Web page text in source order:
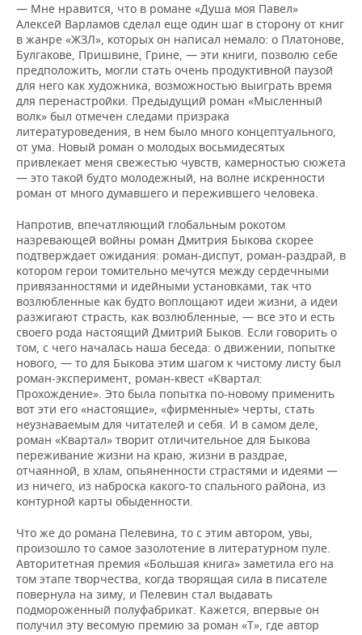
— Мне нравится, что в романе «Душа моя Павел»
Алексей Варламов сделал еще один шаг в сторону от книг
в жанре «ЖЗЛ», которых он написал немало: о Платонове,
Булгакове, Пришвине, Грине, — эти книги, позволю себе
предположить, могли стать очень продуктивной паузой
для него как художника, возможностью выиграть время
для перенастройки. Предыдущий роман «Мысленный
волк» был отмечен следами призрака
литературоведения, в нем было много концептуального,
от ума. Новый роман о молодых восьмидесятых
привлекает меня свежестью чувств, камерностью сюжета
— это такой будто молодежный, на волне искренности
роман от много думавшего и пережившего человека.
Напротив, впечатляющий глобальным рокотом
назревающей войны роман Дмитрия Быкова скорее
подтверждает ожидания: роман-диспут, роман-раздрай, в
котором герои томительно мечутся между сердечными
привязанностями и идейными установками, так что
возлюбленные как будто воплощают идеи жизни, а идеи
разжигают страсть, как возлюбленные, — все это и есть
своего рода настоящий Дмитрий Быков. Если говорить о
том, с чего началась наша беседа: о движении, попытке
нового, — то для Быкова этим шагом к чистому листу был
роман-эксперимент, роман-квест «Квартал:
Прохождение». Это была попытка по-новому применить
вот эти его «настоящие», «фирменные» черты, стать
неузнаваемым для читателей и себя. И в самом деле,
роман «Квартал» творит отличительное для Быкова
переживание жизни на краю, жизни в раздрае,
отчаянной, в хлам, опьяненности страстями и идеями —
из ничего, из наброска какого-то спального района, из
контурной карты обыденности.
Что же до романа Пелевина, то с этим автором, увы,
произошло то самое зазолотение в литературном пуле.
Авторитетная премия «Большая книга» заметила его на
том этапе творчества, когда творящая сила в писателе
повернула на зиму, и Пелевин стал выдавать
подмороженный полуфабрикат. Кажется, впервые он
получил эту весомую премию за роман «Т», где автор